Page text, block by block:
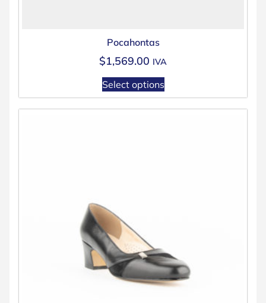
Pocahontas
$1,569.00 IVA
Select options